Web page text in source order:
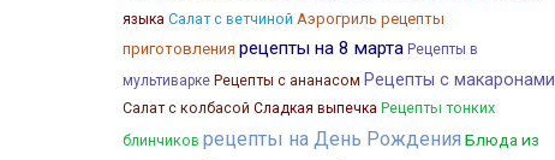
языка Салат с ветчиной Аэрогриль рецепты
приготовления рецепты на 8 марта Рецепты в
мультиварке Рецепты с ананасом Рецепты с макаронами
Салат с колбасой Сладкая выпечка Рецепты тонких
блинчиков рецепты на День Рождения Блюда из